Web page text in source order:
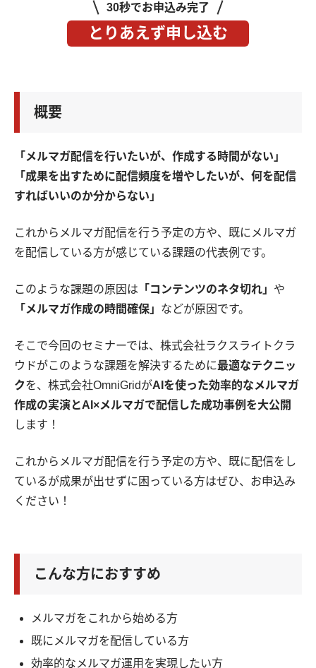
30秒でお申込み完了
とりあえず申し込む
概要
「メルマガ配信を行いたいが、作成する時間がない」
「成果を出すために配信頻度を増やしたいが、何を配信
すればいいのか分からない」
これからメルマガ配信を行う予定の方や、既にメルマガ
を配信している方が感じている課題の代表例です。
このような課題の原因は 「コンテンツのネタ切れ」 や
「メルマガ作成の時間確保」 などが原因です。
そこで今回のセミナーでは、株式会社ラクスライトクラ
ウドがこのような課題を解決するために最適なテクニッ
クを、株式会社OmniGridがAIを使った効率的なメルマガ
作成の実演とAI×メルマガで配信した成功事例を大公開
します！
これからメルマガ配信を行う予定の方や、既に配信をし
ているが成果が出せずに困っている方はぜひ、お申込み
ください！
こんな方におすすめ
メルマガをこれから始める方
既にメルマガを配信している方
効率的なメルマガ運用を実現したい方